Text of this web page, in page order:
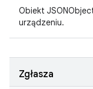
Obiekt
urządzeniu.
Zgłasza